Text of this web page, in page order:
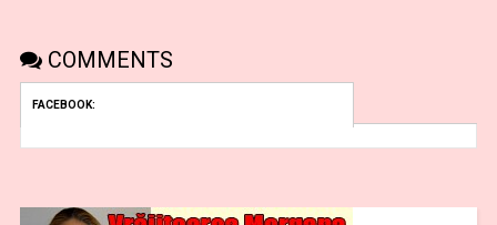
COMMENTS
FACEBOOK: